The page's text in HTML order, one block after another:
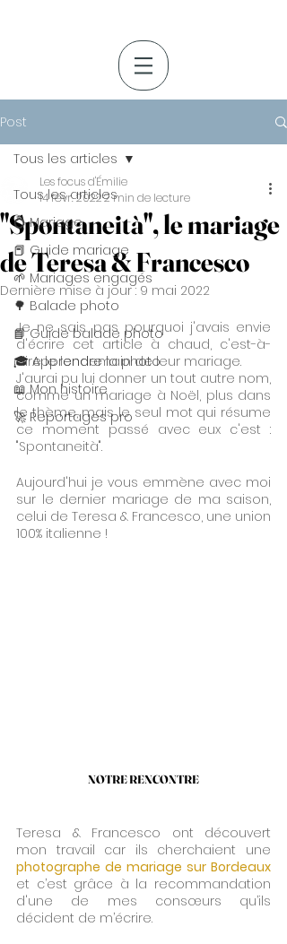
Post
Tous les articles
💍 Mariage
📕 Guide mariage
🌱 Mariages engagés
🌳 Balade photo
📘 Guide balade photo
🎓 Apprendre la photo
📖 Mon histoire
🚀 Reportages pro
Tous les articles
"Spontaneità", le mariage
de Teresa & Francesco
Les focus d'Émilie
14 févr. 20222 min de lecture
Dernière mise à jour : 9 mai 2022
Je ne sais pas pourquoi j'avais envie
d'écrire cet article à chaud, c'est-à-
dire le lendemain de leur mariage.
J'aurai pu lui donner un tout autre nom,
comme un mariage à Noël, plus dans
le thème, mais le seul mot qui résume
ce moment passé avec eux c'est :
"Spontaneità".
Aujourd'hui je vous emmène avec moi
sur le dernier mariage de ma saison,
celui de Teresa & Francesco, une union
100% italienne !
NOTRE RENCONTRE
Teresa & Francesco ont découvert
photographe de mariage sur Bordeaux
et c’est grâce à la recommandation
d'une de mes consœurs qu’ils
décident de m’écrire.